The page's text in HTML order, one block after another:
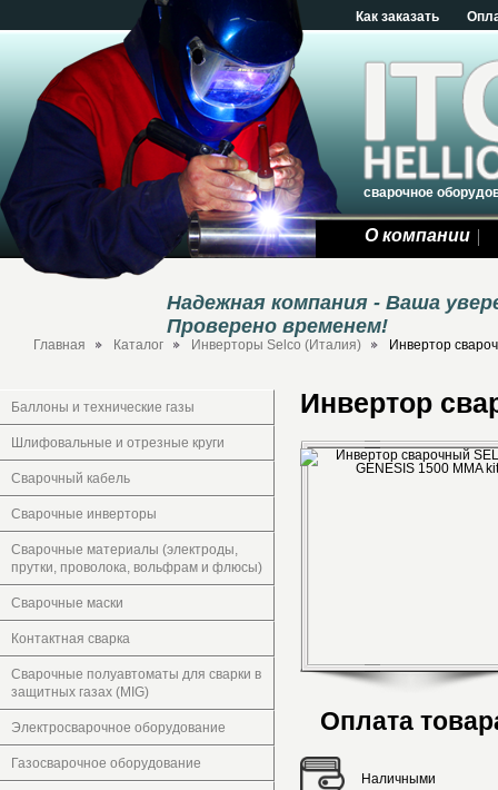
Как заказать
сварочное
О компании
Надежная компания - Ваша
Проверено временем!
Главная Каталог Инверторы Selco (Италия) Инвертор
Баллоны и технические газы
Шлифовальные и отрезные круги
Сварочный кабель
Сварочные инверторы
Сварочные материалы (электроды,
прутки, проволока, вольфрам и флюсы)
Сварочные маски
Контактная сварка
Сварочные полуавтоматы для сварки в
защитных газах (MIG)
Электросварочное оборудование
Газосварочное оборудование
Инвертор
Оплата
Наличными